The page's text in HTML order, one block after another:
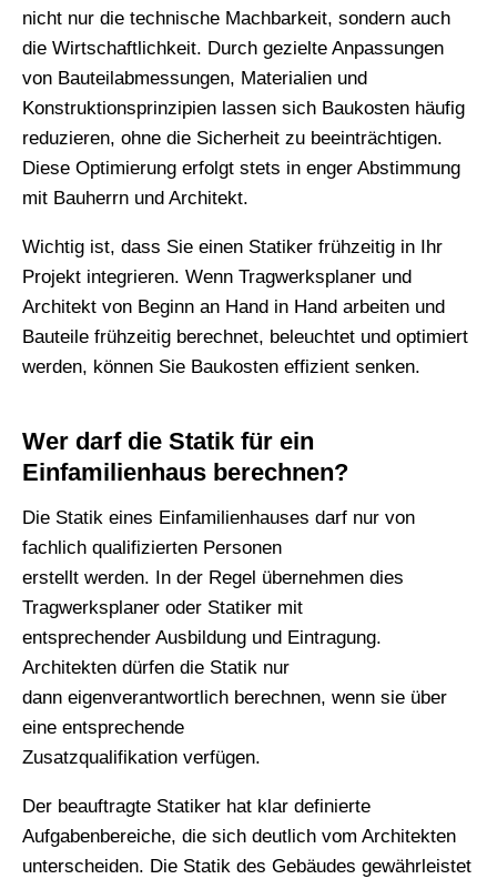
nicht nur die technische Machbarkeit, sondern auch
die Wirtschaftlichkeit. Durch gezielte Anpassungen
von Bauteilabmessungen, Materialien und
Konstruktionsprinzipien lassen sich Baukosten häufig
reduzieren, ohne die Sicherheit zu beeinträchtigen.
Diese Optimierung erfolgt stets in enger Abstimmung
mit Bauherrn und Architekt.
Wichtig ist, dass Sie einen Statiker frühzeitig in Ihr
Projekt integrieren. Wenn Tragwerksplaner und
Architekt von Beginn an Hand in Hand arbeiten und
Bauteile frühzeitig berechnet, beleuchtet und optimiert
werden, können Sie Baukosten effizient senken.
Wer darf die Statik für ein
Einfamilienhaus berechnen?
Die Statik eines Einfamilienhauses darf nur von
fachlich qualifizierten Personen
erstellt werden. In der Regel übernehmen dies
Tragwerksplaner oder Statiker mit
entsprechender Ausbildung und Eintragung.
Architekten dürfen die Statik nur
dann eigenverantwortlich berechnen, wenn sie über
eine entsprechende
Zusatzqualifikation verfügen.
Der beauftragte Statiker hat klar definierte
Aufgabenbereiche, die sich deutlich vom Architekten
unterscheiden. Die Statik des Gebäudes gewährleistet